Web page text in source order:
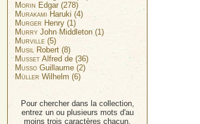
Morin Edgar (278)
Murakami Haruki (4)
Murger Henry (1)
Murry John Middleton (1)
Murville (5)
Musil Robert (8)
Musset Alfred de (36)
Musso Guillaume (2)
Müller Wilhelm (6)
Pour chercher dans la collection,
entrez un ou plusieurs mots d'au
moins trois caractères chacun.